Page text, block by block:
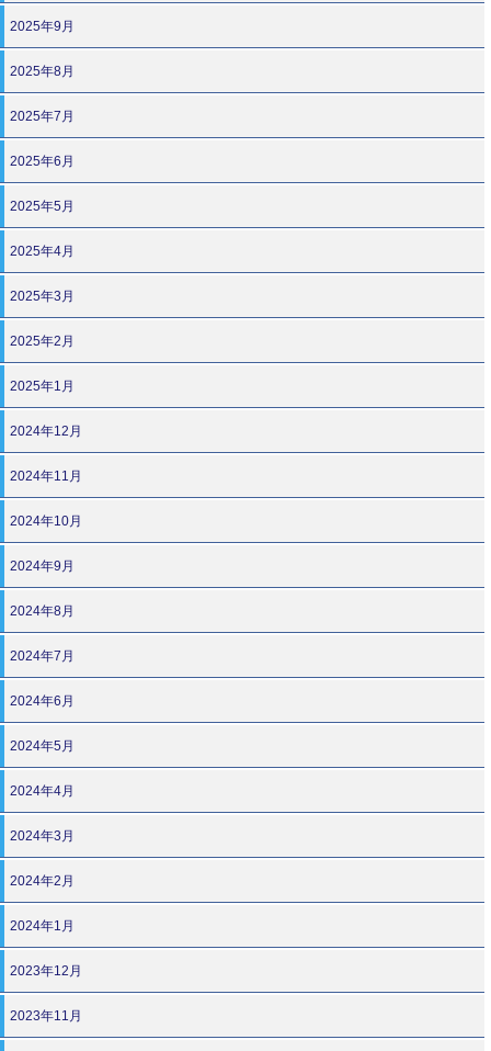
2025年9月
2025年8月
2025年7月
2025年6月
2025年5月
2025年4月
2025年3月
2025年2月
2025年1月
2024年12月
2024年11月
2024年10月
2024年9月
2024年8月
2024年7月
2024年6月
2024年5月
2024年4月
2024年3月
2024年2月
2024年1月
2023年12月
2023年11月